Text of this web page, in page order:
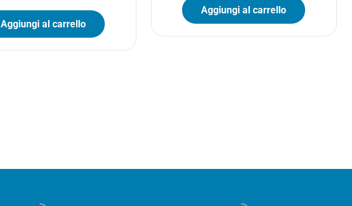
Aggiungi al carrello
Aggiungi al carrello